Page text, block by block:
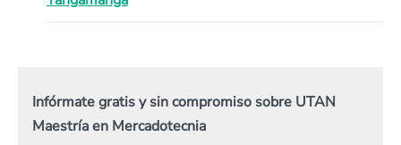
Infórmate gratis y sin compromiso sobre UTAN
Maestría en Mercadotecnia